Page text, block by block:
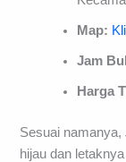
Map:
Jam
Harga
Sesuai namanya,
hijau dan